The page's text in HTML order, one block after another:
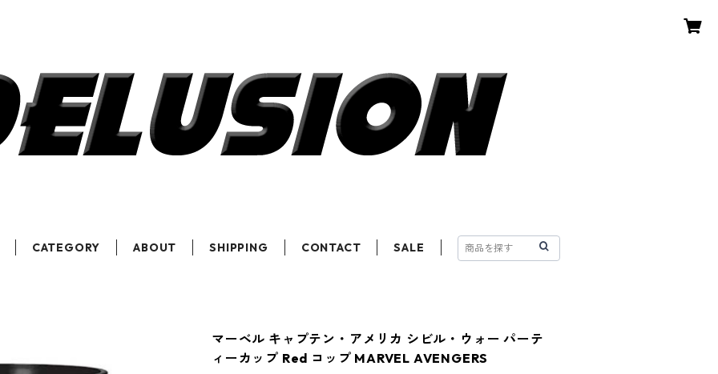
CATEGORY ABOUT SHIPPING CONTACT SALE
マーベル キャプテン・アメリカ シビル・ウォー パーテ
ィーカップ Red コップ MARVEL AVENGERS